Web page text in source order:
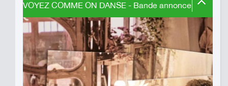
VOYEZ COMME ON DANSE - Bande annonce